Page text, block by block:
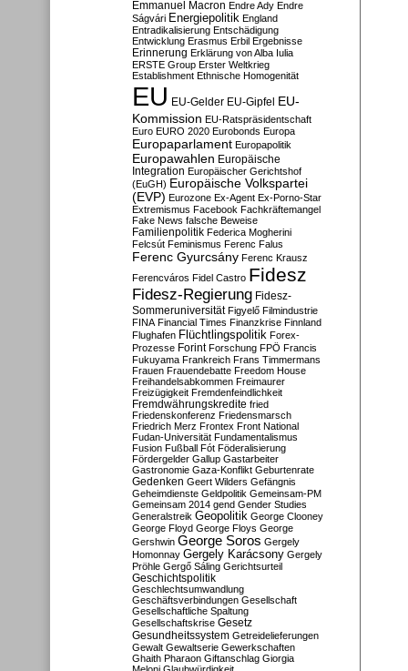
Emmanuel Macron Endre Ady Endre
Ságvári Energiepolitik England
Entradikalisierung Entschädigung
Entwicklung Erasmus Erbil Ergebnisse
Erinnerung Erklärung von Alba Iulia
ERSTE Group Erster Weltkrieg
Establishment Ethnische Homogenität
EU EU-Gelder EU-Gipfel EU-
Kommission EU-Ratspräsidentschaft
Euro EURO 2020 Eurobonds Europa
Europaparlament Europapolitik
Europawahlen Europäische
Integration Europäischer Gerichtshof
(EuGH) Europäische Volkspartei
(EVP) Eurozone Ex-Agent Ex-Porno-Star
Extremismus Facebook Fachkräftemangel
Fake News falsche Beweise
Familienpolitik Federica Mogherini
Felcsút Feminismus Ferenc Falus
Ferenc Gyurcsány Ferenc Krausz
Ferencváros Fidel Castro Fidesz
Fidesz-Regierung Fidesz-
Sommeruniversität Figyelő Filmindustrie
FINA Financial Times Finanzkrise Finnland
Flughafen Flüchtlingspolitik Forex-
Prozesse Forint Forschung FPÖ Francis
Fukuyama Frankreich Frans Timmermans
Frauen Frauendebatte Freedom House
Freihandelsabkommen Freimaurer
Freizügigkeit Fremdenfeindlichkeit
Fremdwährungskredite fried
Friedenskonferenz Friedensmarsch
Friedrich Merz Frontex Front National
Fudan-Universität Fundamentalismus
Fusion Fußball Fót Föderalisierung
Fördergelder Gallup Gastarbeiter
Gastronomie Gaza-Konflikt Geburtenrate
Gedenken Geert Wilders Gefängnis
Geheimdienste Geldpolitik Gemeinsam-PM
Gemeinsam 2014 gend Gender Studies
Generalstreik Geopolitik George Clooney
George Floyd George Floys George
Gershwin George Soros Gergely
Homonnay Gergely Karácsony Gergely
Pröhle Gergő Sáling Gerichtsurteil
Geschichtspolitik
Geschlechtsumwandlung
Geschäftsverbindungen Gesellschaft
Gesellschaftliche Spaltung
Gesellschaftskrise Gesetz
Gesundheitssystem Getreidelieferungen
Gewalt Gewaltserie Gewerkschaften
Ghaith Pharaon Giftanschlag Giorgia